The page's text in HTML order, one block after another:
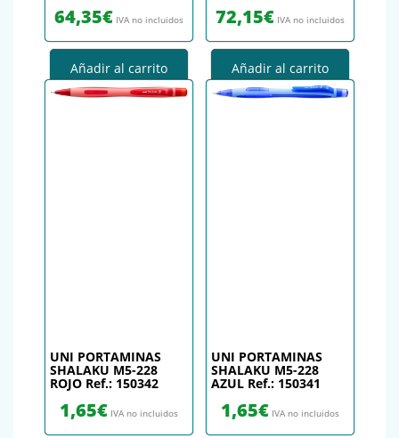
64,35€ IVA no incluidos
Añadir al carrito
72,15€ IVA no incluidos
Añadir al carrito
UNI PORTAMINAS
SHALAKU M5-228
ROJO Ref.: 150342
1,65€ IVA no incluidos
UNI PORTAMINAS
SHALAKU M5-228
AZUL Ref.: 150341
1,65€ IVA no incluidos